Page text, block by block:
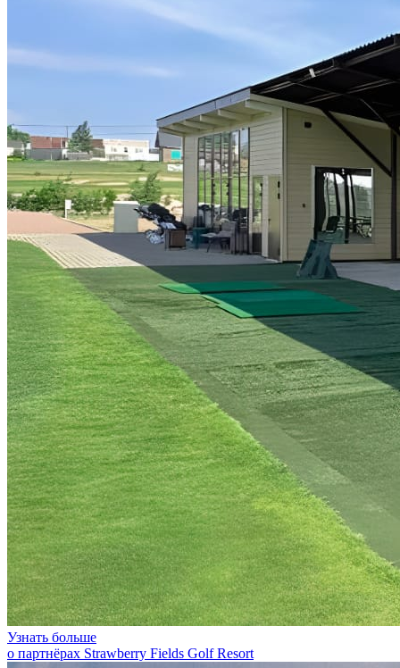
Узнать больше
о партнёрах Strawberry Fields Golf Resort